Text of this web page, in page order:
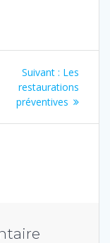
Suivant : Article
Suivant :
Les
restaurations
préventives